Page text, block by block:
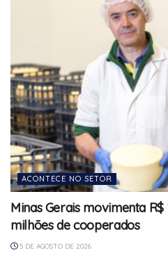
ACONTECE NO SETOR
Minas Gerais movimenta
milhões de cooperados
5 DE AGOSTO DE 2026